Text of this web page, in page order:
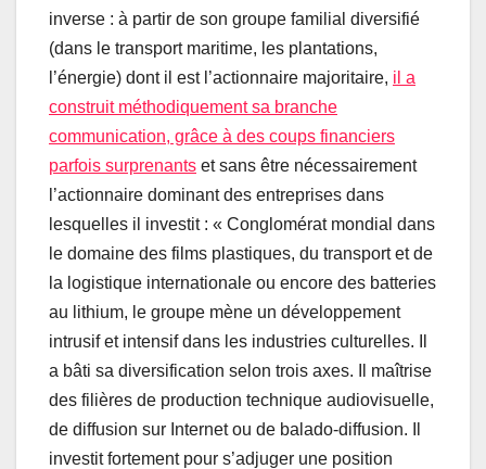
inverse : à partir de son groupe familial diversifié
(dans le transport maritime, les plantations,
l’énergie) dont il est l’actionnaire majoritaire, il a
construit méthodiquement sa branche
communication, grâce à des coups financiers
parfois surprenants et sans être nécessairement
l’actionnaire dominant des entreprises dans
lesquelles il investit : « Conglomérat mondial dans
le domaine des films plastiques, du transport et de
la logistique internationale ou encore des batteries
au lithium, le groupe mène un développement
intrusif et intensif dans les industries culturelles. Il
a bâti sa diversification selon trois axes. Il maîtrise
des filières de production technique audiovisuelle,
de diffusion sur Internet ou de balado-diffusion. Il
investit fortement pour s’adjuger une position